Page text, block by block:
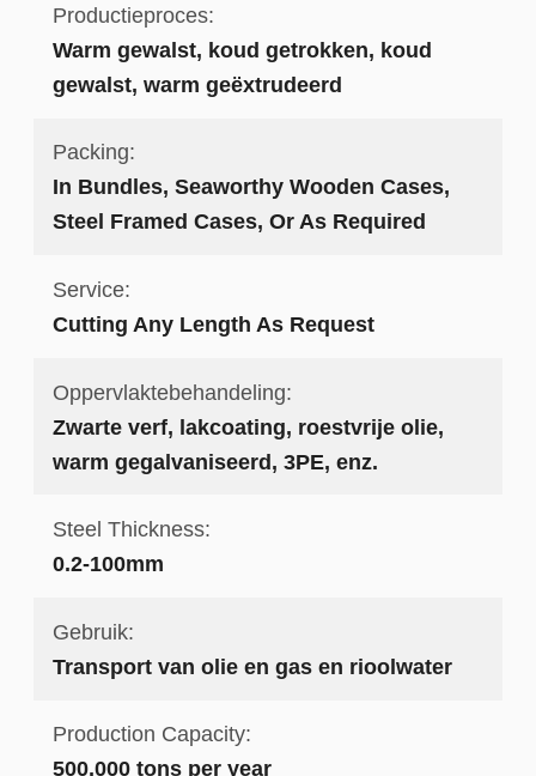
Productieproces:
Warm gewalst, koud getrokken, koud
gewalst, warm geëxtrudeerd
Packing:
In Bundles, Seaworthy Wooden Cases,
Steel Framed Cases, Or As Required
Service:
Cutting Any Length As Request
Oppervlaktebehandeling:
Zwarte verf, lakcoating, roestvrije olie,
warm gegalvaniseerd, 3PE, enz.
Steel Thickness:
0.2-100mm
Gebruik:
Transport van olie en gas en rioolwater
Production Capacity:
500,000 tons per year